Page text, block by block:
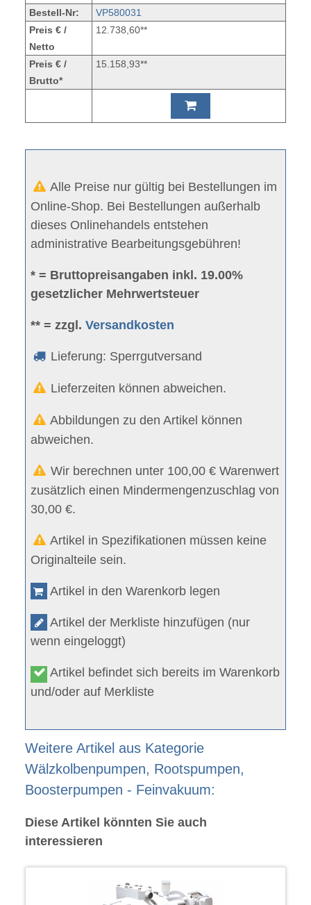
Bestell-Nr:
VP580031
Preis € /
Netto
12.738,60**
Preis € /
Brutto*
15.158,93**
Alle Preise nur gültig bei Bestellungen im
Online-Shop. Bei Bestellungen außerhalb
dieses Onlinehandels entstehen
administrative Bearbeitungsgebühren!
* = Bruttopreisangaben inkl. 19.00%
gesetzlicher Mehrwertsteuer
** = zzgl.Versandkosten
Lieferung: Sperrgutversand
Lieferzeiten können abweichen.
Abbildungen zu den Artikel können
abweichen.
Wir berechnen unter 100,00 € Warenwert
zusätzlich einen Mindermengenzuschlag von
30,00 €.
Artikel in Spezifikationen müssen keine
Originalteile sein.
Artikel in den Warenkorb legen
Artikel der Merkliste hinzufügen (nur
wenn eingeloggt)
Artikel befindet sich bereits im Warenkorb
und/oder auf Merkliste
Weitere Artikel aus Kategorie
Wälzkolbenpumpen, Rootspumpen,
Boosterpumpen - Feinvakuum:
Diese Artikel könnten Sie auch
interessieren